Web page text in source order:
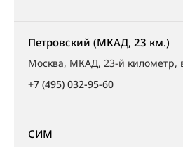
Петровский (МКАД, 23 км.)
Москва, МКАД, 23-й километр,
+7 (495) 032-95-60
СИМ